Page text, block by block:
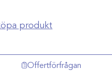
produkt
Offertförfrågan